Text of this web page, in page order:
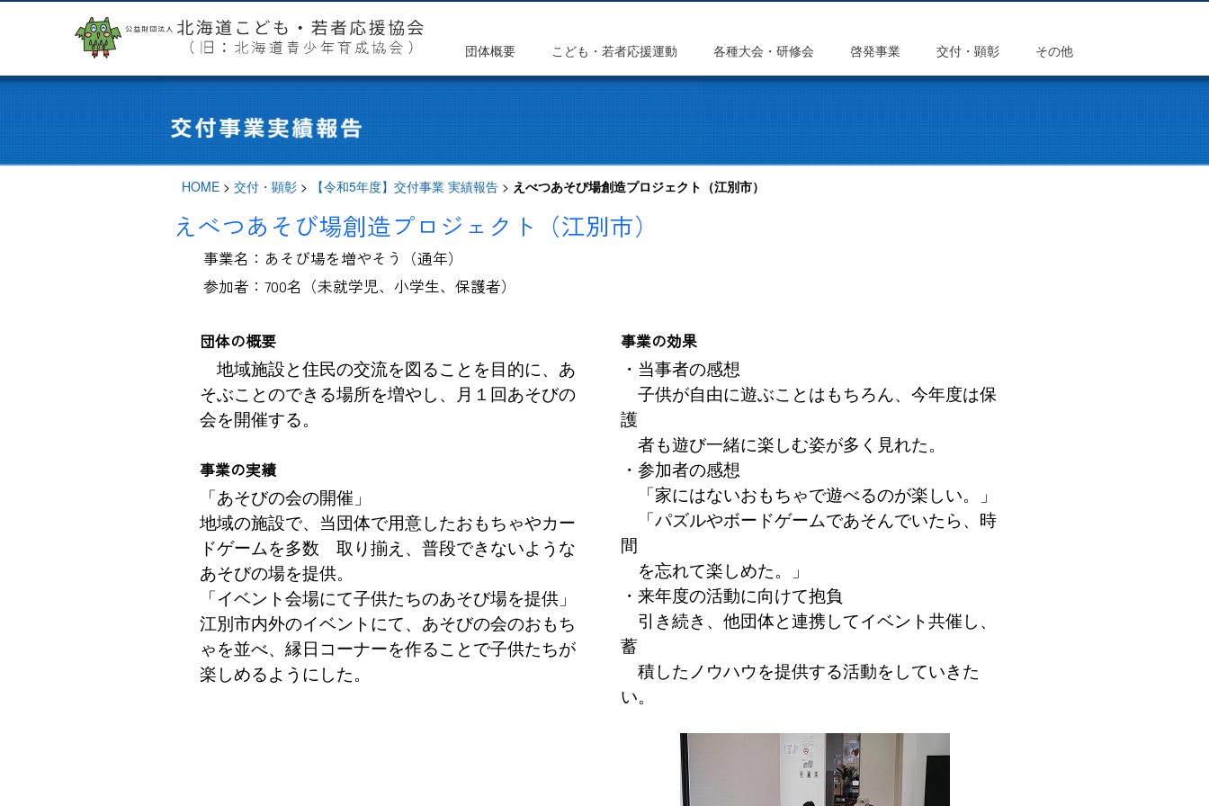
団体概要 こども・若者応援運動 各種大会・研修会 啓発事業 交付・顕彰 その他
HOME > 交付・顕彰 > 【令和5年度】交付事業 実績報告 > えべつあそび場創造プロジェクト（江別市）
えべつあそび場創造プロジェクト（江別市）
事業名：あそび場を増やそう（通年）
参加者：700名（未就学児、小学生、保護者）
団体の概要
地域施設と住民の交流を図ることを目的に、あ
そぶことのできる場所を増やし、月１回あそびの
会を開催する。
事業の実績
「あそびの会の開催」
地域の施設で、当団体で用意したおもちゃやカー
ドゲームを多数 取り揃え、普段できないような
あそびの場を提供。
「イベント会場にて子供たちのあそび場を提供」
江別市内外のイベントにて、あそびの会のおもち
ゃを並べ、縁日コーナーを作ることで子供たちが
楽しめるようにした。
事業の効果
・当事者の感想
子供が自由に遊ぶことはもちろん、今年度は保
護
者も遊び一緒に楽しむ姿が多く見れた。
・参加者の感想
「家にはないおもちゃで遊べるのが楽しい。」
「パズルやボードゲームであそんでいたら、時
間
を忘れて楽しめた。」
・来年度の活動に向けて抱負
引き続き、他団体と連携してイベント共催し、
蓄
積したノウハウを提供する活動をしていきた
い。